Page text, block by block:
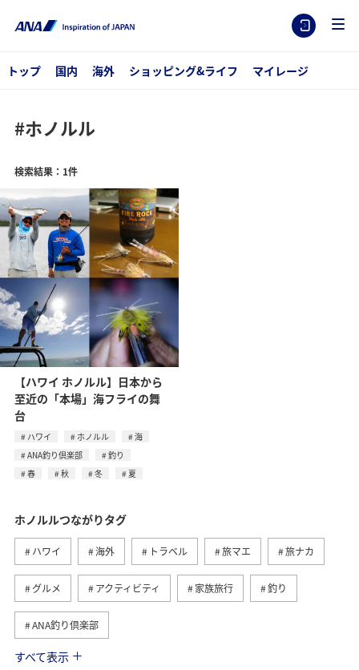
トップ 国内 海外 ショッピング&ライフ マイレージ
#ホノルル
検索結果：1件
【ハワイ ホノルル】日本から
至近の「本場」海フライの舞
台
ハワイ ホノルル
海
ANA釣り倶楽部
釣り
春
秋 冬 夏
ホノルルつながりタグ
ハワイ 海外 トラベル 旅マエ 旅ナカ
グルメ アクティビティ 家族旅行 釣り
ANA釣り倶楽部
趣味
すべて表示